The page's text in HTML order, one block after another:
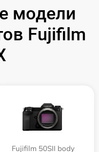
модели
Fujifilm
Fujifilm 50SII body